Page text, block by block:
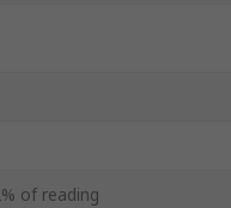
of reading